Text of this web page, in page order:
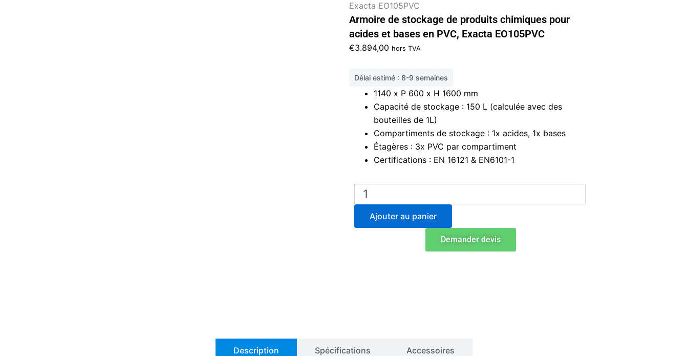
Exacta EO105PVC
Armoire de stockage de produits chimiques pour
acides et bases en PVC, Exacta EO105PVC
€3.894,00 hors TVA
Délai estimé : 8-9 semaines
1140 x P 600 x H 1600 mm
Capacité de stockage : 150 L (calculée avec des
bouteilles de 1L)
Compartiments de stockage : 1x acides, 1x bases
Étagères : 3x PVC par compartiment
Certifications : EN 16121 & EN6101-1
quantité
Armoire
stockage
Ajouter au panier
Demander devis
Description Spécifications Accessoires